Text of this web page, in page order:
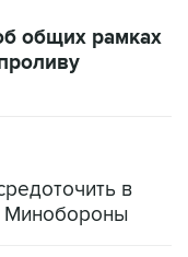
общих рамках
в
Минобороны